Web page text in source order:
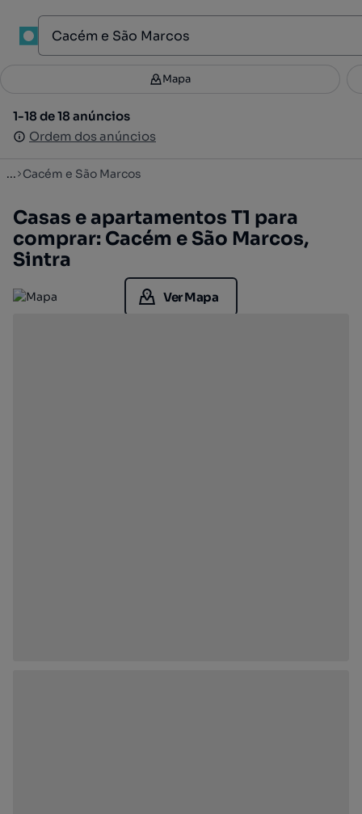
Filtros 2
1-18 de 18 anúncios
Ordem dos anúncios
Mapa
1-18 de 18 anúncios
Ordem dos anúncios
... Cacém e São Marcos
Casas e apartamentos T1 para
comprar: Cacém e São Marcos,
Sintra
Ver Mapa